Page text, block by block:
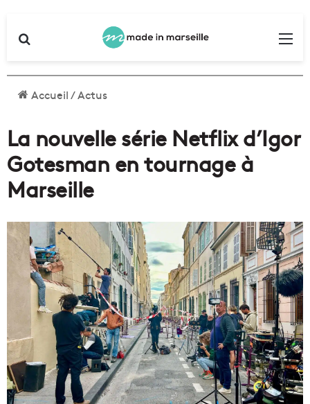
Accueil/Actus
La nouvelle série Netflix d’Igor
Gotesman en tournage à
Marseille